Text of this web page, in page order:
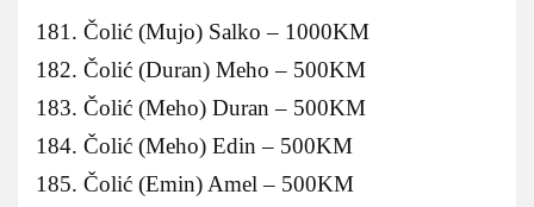
181. Čolić (Mujo) Salko – 1000KM
182. Čolić (Duran) Meho – 500KM
183. Čolić (Meho) Duran – 500KM
184. Čolić (Meho) Edin – 500KM
185. Čolić (Emin) Amel – 500KM